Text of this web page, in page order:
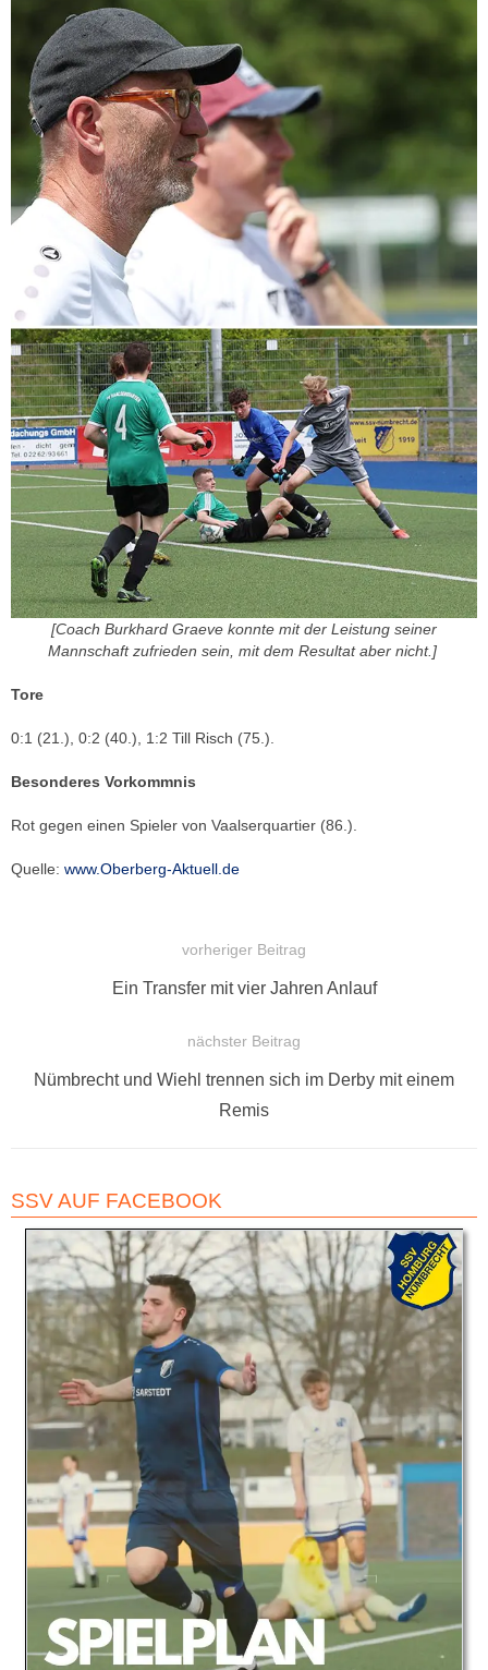
[Coach Burkhard Graeve konnte mit der Leistung seiner
Mannschaft zufrieden sein, mit dem Resultat aber nicht.]
Tore
0:1 (21.), 0:2 (40.), 1:2 Till Risch (75.).
Besonderes Vorkommnis
Rot gegen einen Spieler von Vaalserquartier (86.).
Quelle: www.Oberberg-Aktuell.de
vorheriger Beitrag
Vorheriger
Ein Transfer mit vier Jahren Anlauf
nächster Beitrag
Nächster
Nümbrecht und Wiehl trennen sich im Derby mit einem
Remis
SSV AUF FACEBOOK